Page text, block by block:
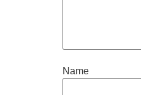
Name